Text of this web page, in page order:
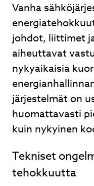
Vanha
johdot, liittimet
aiheuttavat
nykyaikaisia
järjestelmät on
huomattavasti
kuin nykyinen
Tekniset
tehokkuutta